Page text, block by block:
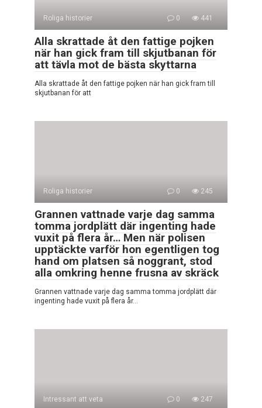
Roliga historier 0 441
Alla skrattade åt den fattige pojken
när han gick fram till skjutbanan för
att tävla mot de bästa skyttarna
Alla skrattade åt den fattige pojken när han gick fram till
skjutbanan för att
Roliga historier 0 245
Grannen vattnade varje dag samma
tomma jordplätt där ingenting hade
vuxit på flera år… Men när polisen
upptäckte varför hon egentligen tog
hand om platsen så noggrant, stod
alla omkring henne frusna av skräck
Grannen vattnade varje dag samma tomma jordplätt där
ingenting hade vuxit på flera år…
Intressant att veta 0 247